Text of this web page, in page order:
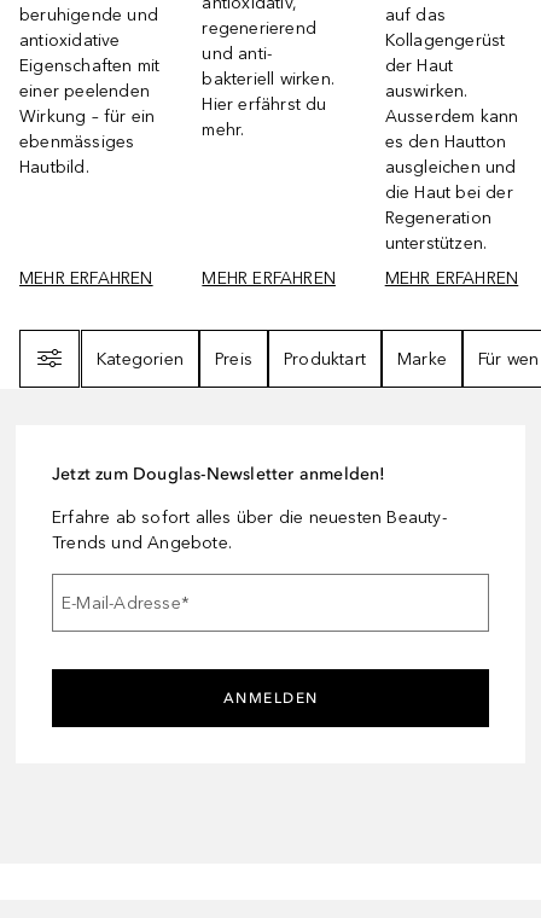
beruhigende und
antioxidative
Eigenschaften mit
einer peelenden
Wirkung – für ein
ebenmässiges
Hautbild.
MEHR ERFAHREN
regenerierend
und anti-
bakteriell wirken.
Hier erfährst du
mehr.
MEHR ERFAHREN
auf das
Kollagengerüst
der Haut
auswirken.
Ausserdem kann
es den Hautton
ausgleichen und
die Haut bei der
Regeneration
unterstützen.
MEHR ERFAHREN
Kategorien
Preis Produktart Marke Für wen
Jetzt zum Douglas-Newsletter anmelden!
Erfahre ab sofort alles über die neuesten Beauty-
Trends und Angebote.
E-Mail-Adresse*
ANMELDEN